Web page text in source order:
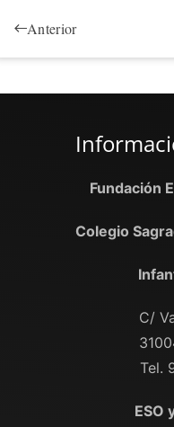
Anterior
Fundación
Colegio
C/
Tel.
ESO